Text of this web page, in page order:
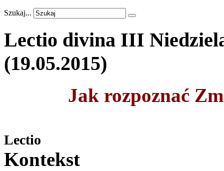
Szukaj...
Lectio divina III
(19.05.2015)
Jak rozpoznać
Lectio
Kontekst